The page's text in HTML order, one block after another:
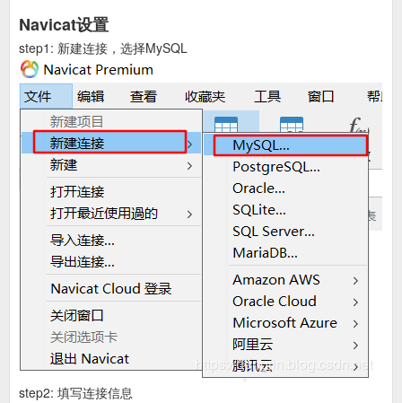
Navicat设置
step1: 新建连接，选择MySQL
step2: 填写连接信息